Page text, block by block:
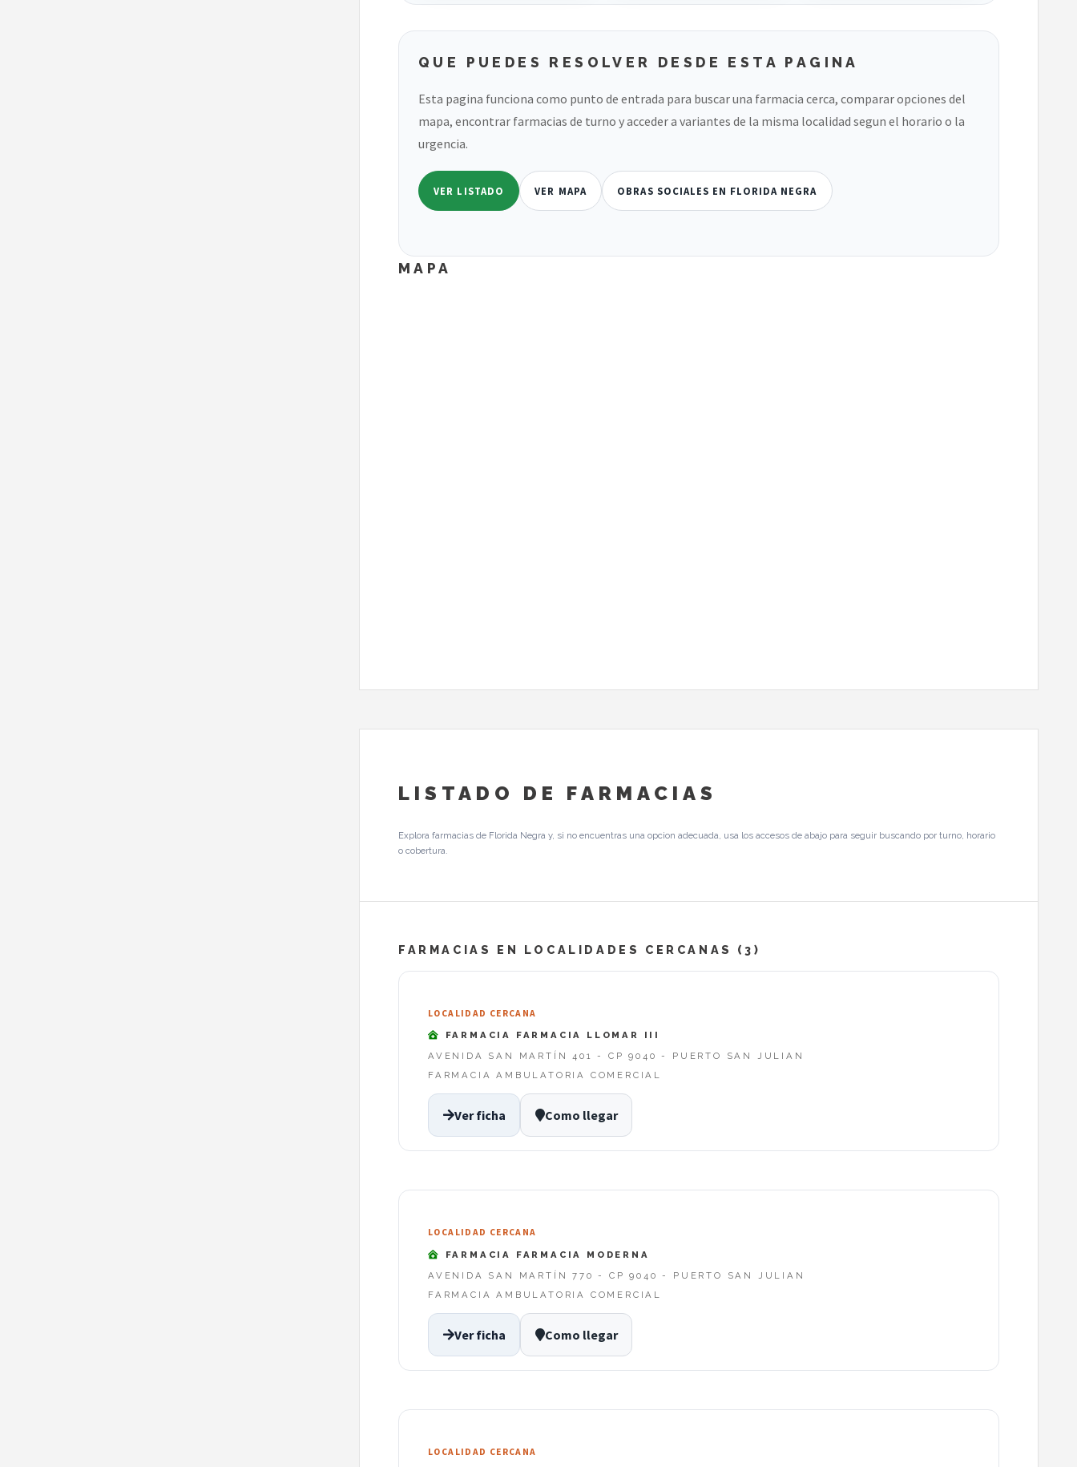
QUE PUEDES RESOLVER DESDE ESTA PAGINA
Esta pagina funciona como punto de entrada para buscar una farmacia cerca, comparar opciones del
mapa, encontrar farmacias de turno y acceder a variantes de la misma localidad segun el horario o la
urgencia.
VER LISTADO VER MAPA OBRAS SOCIALES EN FLORIDA NEGRA
MAPA
LISTADO DE FARMACIAS
Explora farmacias de Florida Negra y, si no encuentras una opcion adecuada, usa los accesos de abajo para seguir buscando por turno, horario
o cobertura.
FARMACIAS EN LOCALIDADES CERCANAS (3)
LOCALIDAD CERCANA
FARMACIA FARMACIA LLOMAR III
AVENIDA SAN MARTÍN 401 - CP 9040 - PUERTO SAN JULIAN
FARMACIA AMBULATORIA COMERCIAL
Ver ficha Como llegar
LOCALIDAD CERCANA
FARMACIA FARMACIA MODERNA
AVENIDA SAN MARTÍN 770 - CP 9040 - PUERTO SAN JULIAN
FARMACIA AMBULATORIA COMERCIAL
Ver ficha Como llegar
LOCALIDAD CERCANA